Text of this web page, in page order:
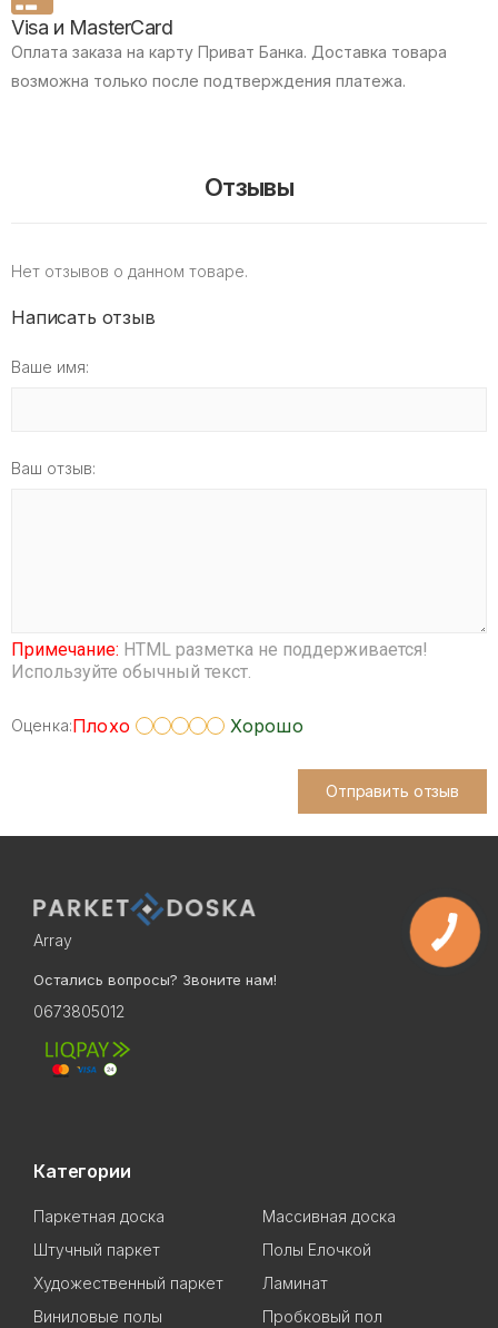
Visa и MasterCard
Оплата заказа на карту Приват Банка. Доставка товара
возможна только после подтверждения платежа.
Отзывы
Нет отзывов о данном товаре.
Написать отзыв
Ваше имя:
Ваш отзыв:
Примечание: HTML разметка не поддерживается!
Используйте обычный текст.
Оценка:Плохо Хорошо
Отправить отзыв
Array
Остались вопросы? Звоните нам!
0673805012
Категории
Паркетная доска
Массивная доска
Штучный паркет
Полы Елочкой
Художественный паркет
Ламинат
Виниловые полы
Пробковый пол